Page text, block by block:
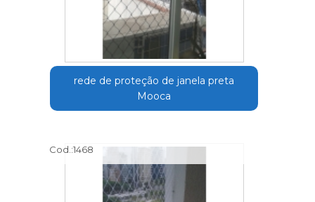
rede de proteção de janela preta
Mooca
Cod.:1468